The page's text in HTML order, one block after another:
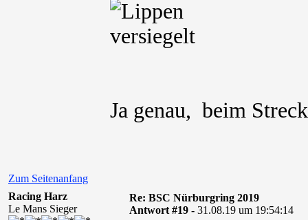
Ja genau, beim
Zum Seitenanfang
Racing Harz
Le Mans Sieger
Re: BSC Nürburgring 2019
Antwort #19 - 31.08.19 um 19:54:14